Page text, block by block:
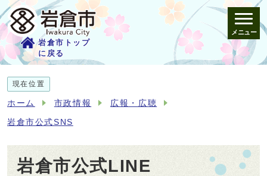
岩倉市トップ
に戻る
メニュー
現在位置
ホーム 市政情報 広報・広聴
岩倉市公式SNS
岩倉市公式LINE